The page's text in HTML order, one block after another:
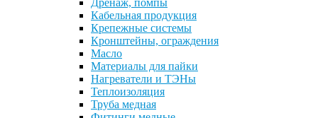
Дренаж, помпы
Кабельная продукция
Крепежные системы
Кронштейны, ограждения
Масло
Материалы для пайки
Нагреватели и ТЭНы
Теплоизоляция
Труба медная